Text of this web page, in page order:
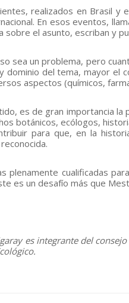
realizados en Brasil y
En esos eventos,
sobre el asunto, escriban y
sea un problema, pero
dominio del tema, mayor el
aspectos (químicos,
es de gran importancia la
botánicos, ecólogos,
para que, en la
plenamente cualificadas
es un desafío más que
es integrante del